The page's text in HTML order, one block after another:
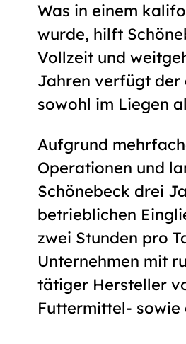
Was in einem
wurde, hilft
Vollzeit und
Jahren verfügt der
sowohl im Liegen
Aufgrund
Operationen und
Schönebeck drei
betrieblichen
zwei Stunden pro
Unternehmen mit
tätiger Hersteller
Futtermittel-